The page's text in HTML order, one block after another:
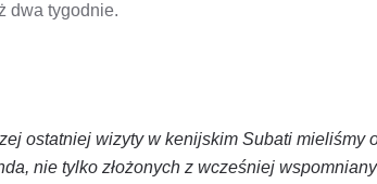
dwa tygodnie.
ostatniej wizyty w kenijskim Subati mieliśmy
nie tylko złożonych z wcześniej